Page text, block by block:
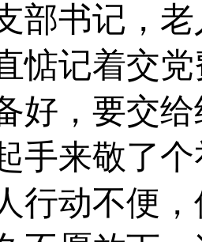
部书记，
惦记着交
好，要交
手来敬了
行动不便